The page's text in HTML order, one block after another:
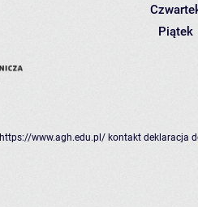
Piątek
https://www.agh.edu.pl/ kontakt deklaracja